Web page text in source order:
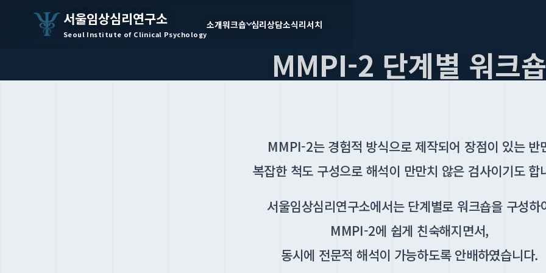
서울임상심리연구소
Seoul Institute of Clinical Psychology
소개워크숍 심리상담소식리서치
MMPI-2 단계별 워크숍
MMPI-2는 경험적 방식으로 제작되어 장점이 있는 반
복잡한 척도 구성으로 해석이 만만치 않은 검사이기도 합
서울임상심리연구소에서는 단계별로 워크숍을 구성하
MMPI-2에 쉽게 친숙해지면서,
동시에 전문적 해석이 가능하도록 안배하였습니다.